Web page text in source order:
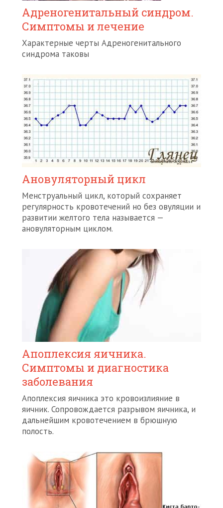
Адреногенитальный синдром.
Симптомы и лечение
Характерные черты Адреногенитального
синдрома таковы
Ановуляторный цикл
Менструальный цикл, который сохраняет
регулярность кровотечений но без овуляции и
развитии желтого тела называется —
ановуляторным циклом.
Апоплексия яичника.
Симптомы и диагностика
заболевания
Апоплексия яичника это кровоизлияние в
яичник. Сопровождается разрывом яичника, и
дальнейшим кровотечением в брюшную
полость.